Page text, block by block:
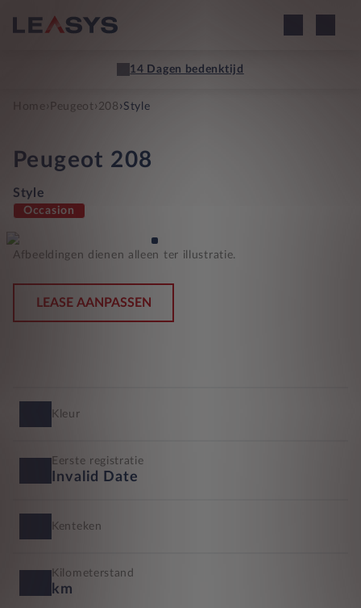
14 Dagen bedenktijd
Home Peugeot › 208 ›Style
Peugeot 208
Style
Occasion
Afbeeldingen dienen alleen ter illustratie.
LEASE AANPASSEN
Kleur
Eerste registratie
Invalid Date
Kenteken
Kilometerstand
km